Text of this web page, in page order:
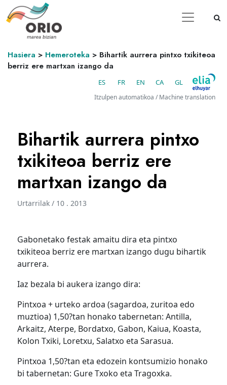
Hasiera > Hemeroteka > Bihartik aurrera pintxo txikiteoa
berriz ere martxan izango da
ES FR EN CA GL
Itzulpen automatikoa / Machine translation
Bihartik aurrera pintxo
txikiteoa berriz ere
martxan izango da
Urtarrilak / 10 . 2013
Gabonetako festak amaitu dira eta pintxo
txikiteoa berriz ere martxan izango dugu bihartik
aurrera.
Iaz bezala bi aukera izango dira:
Pintxoa + urteko ardoa (sagardoa, zuritoa edo
muztioa) 1,50?tan honako tabernetan: Antilla,
Arkaitz, Aterpe, Bordatxo, Gabon, Kaiua, Koasta,
Kolon Txiki, Loretxu, Salatxo eta Sarasua.
Pintxoa 1,50?tan eta edozein kontsumizio honako
bi tabernetan: Gure Txoko eta Tragoxka.